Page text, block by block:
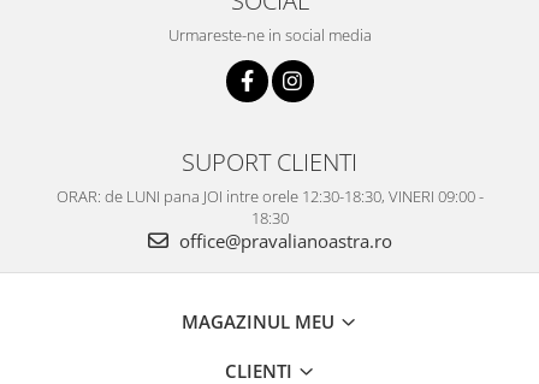
Urmareste-ne in social media
SUPORT CLIENTI
ORAR: de LUNI pana JOI intre orele 12:30-18:30, VINERI 09:00 -
18:30
office@pravalianoastra.ro
MAGAZINUL MEU
CLIENTI